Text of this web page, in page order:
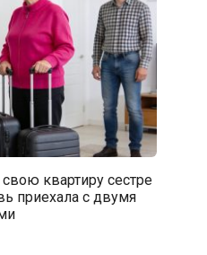
квартиру сестре
приехала с двумя